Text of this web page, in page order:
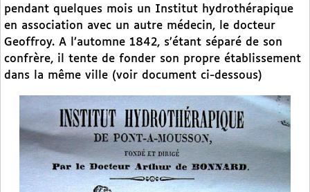
pendant quelques mois un Institut hydrothérapique
en association avec un autre médecin, le docteur
Geoffroy. A l’automne 1842, s’étant séparé de son
confrère, il tente de fonder son propre établissement
dans la même ville (voir document ci-dessous)